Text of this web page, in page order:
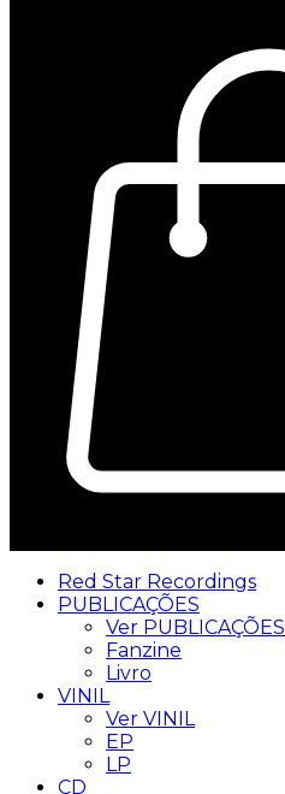
Red Star Recordings
PUBLICAÇÕES
Ver PUBLICAÇÕES
Fanzine
Livro
VINIL
Ver VINIL
EP
LP
CD